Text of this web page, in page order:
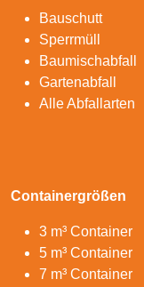
Bauschutt
Sperrmüll
Baumischabfall
Gartenabfall
Alle Abfallarten
Containergrößen
3 m³ Container
5 m³ Container
7 m³ Container